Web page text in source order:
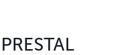
PRESTAL